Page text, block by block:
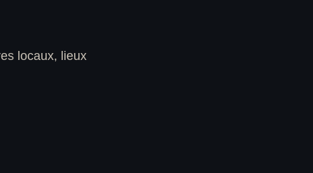
locaux, lieux